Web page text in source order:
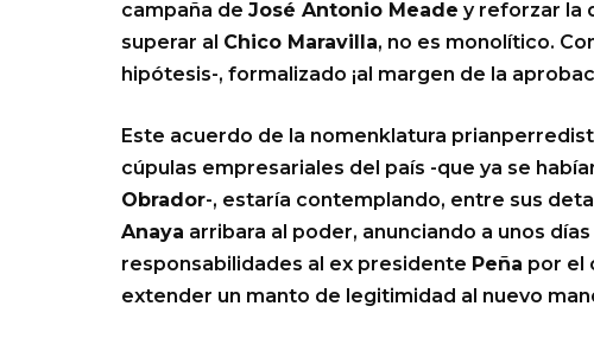
campaña de José Antonio Meade y reforzar la
superar al Chico Maravilla, no es monolítico.
hipótesis-, formalizado ¡al margen de la
Este acuerdo de la nomenklatura
cúpulas empresariales del país -que ya se
Obrador-, estaría contemplando, entre sus
Anaya arribara al poder, anunciando a unos
responsabilidades al ex presidente Peña por el
extender un manto de legitimidad al nuevo